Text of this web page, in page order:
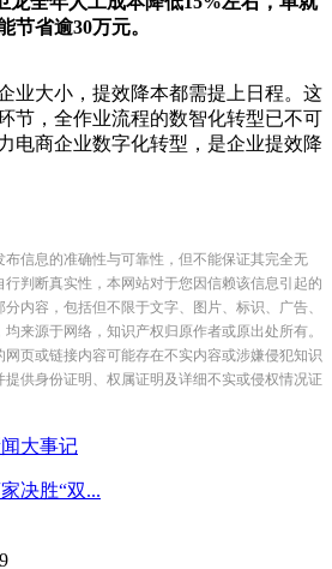
节省逾30万元。
业大小，提效降本都需提上日程。这
节，全作业流程的数智化转型已不可
电商企业数字化转型，是企业提效降
信息的准确性与可靠性，但不能保证其完全无
判断真实性，本网站对于您因信赖该信息引起的
内容，包括但不限于文字、图片、标识、广告、
来源于网络，知识产权归原作者或原出处所有。
页或链接内容可能存在不实内容或涉嫌侵犯知识
供身份证明、权属证明及详细不实或侵权情况证
闻大事记
决胜“双...